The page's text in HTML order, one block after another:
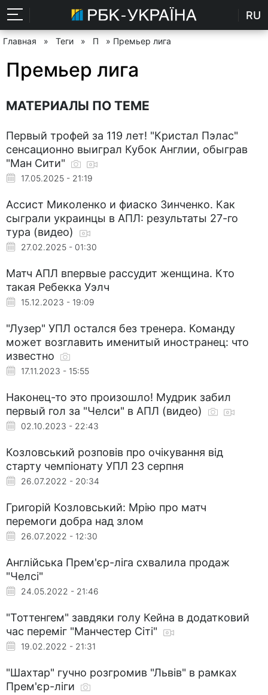
RU
Главная » Теги » П » Премьер лига
Премьер лига
МАТЕРИАЛЫ ПО ТЕМЕ
Первый трофей за 119 лет! "Кристал Пэлас"
сенсационно выиграл Кубок Англии, обыграв
"Ман Сити"
17.05.2025 - 21:19
Ассист Миколенко и фиаско Зинченко. Как
сыграли украинцы в АПЛ: результаты 27-го
тура (видео)
27.02.2025 - 01:30
Матч АПЛ впервые рассудит женщина. Кто
такая Ребекка Уэлч
15.12.2023 - 19:09
"Лузер" УПЛ остался без тренера. Команду
может возглавить именитый иностранец: что
известно
17.11.2023 - 15:55
Наконец-то это произошло! Мудрик забил
первый гол за "Челси" в АПЛ (видео)
02.10.2023 - 22:43
Козловський розповів про очікування від
старту чемпіонату УПЛ 23 серпня
26.07.2022 - 20:34
Григорій Козловський: Мрію про матч
перемоги добра над злом
26.07.2022 - 12:30
Англійська Прем'єр-ліга схвалила продаж
"Челсі"
24.05.2022 - 21:46
"Тоттенгем" завдяки голу Кейна в додатковий
час переміг "Манчестер Сіті"
19.02.2022 - 21:31
"Шахтар" гучно розгромив "Львів" в рамках
Прем'єр-ліги